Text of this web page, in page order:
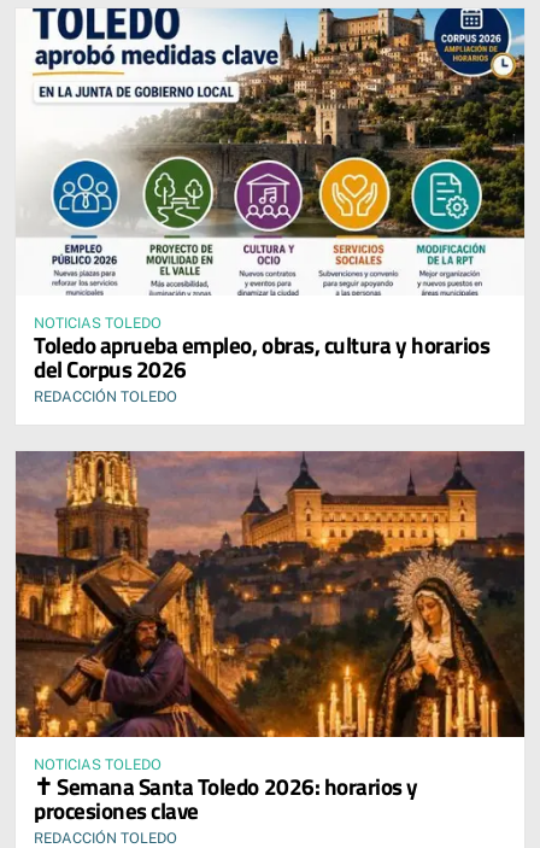
NOTICIAS TOLEDO
Toledo aprueba empleo, obras, cultura y horarios
del Corpus 2026
REDACCIÓN TOLEDO
NOTICIAS TOLEDO
✝️ Semana Santa Toledo 2026: horarios y
procesiones clave
REDACCIÓN TOLEDO